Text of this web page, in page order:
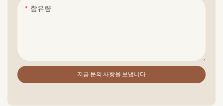
함유량
지금 문의 사항을 보냅니다